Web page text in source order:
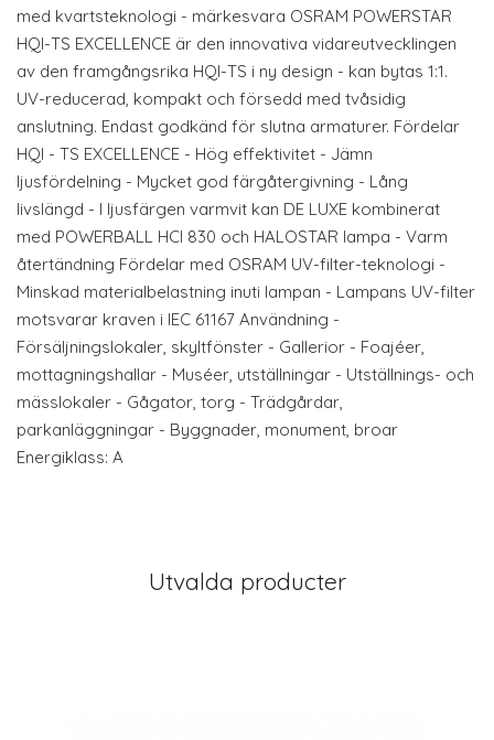
med kvartsteknologi - märkesvara OSRAM POWERSTAR
HQI-TS EXCELLENCE är den innovativa vidareutvecklingen
av den framgångsrika HQI-TS i ny design - kan bytas 1:1.
UV-reducerad, kompakt och försedd med tvåsidig
anslutning. Endast godkänd för slutna armaturer. Fördelar
HQI - TS EXCELLENCE - Hög effektivitet - Jämn
ljusfördelning - Mycket god färgåtergivning - Lång
livslängd - I ljusfärgen varmvit kan DE LUXE kombinerat
med POWERBALL HCI 830 och HALOSTAR lampa - Varm
återtändning Fördelar med OSRAM UV-filter-teknologi -
Minskad materialbelastning inuti lampan - Lampans UV-filter
motsvarar kraven i IEC 61167 Användning -
Försäljningslokaler, skyltfönster - Gallerior - Foajéer,
mottagningshallar - Muséer, utställningar - Utställnings- och
mässlokaler - Gågator, torg - Trädgårdar,
parkanläggningar - Byggnader, monument, broar
Energiklass: A
Utvalda producter